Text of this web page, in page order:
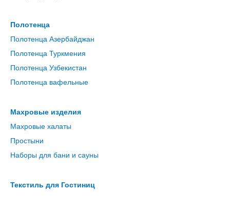
Полотенца
Полотенца Азербайджан
Полотенца Туркмения
Полотенца Узбекистан
Полотенца вафельные
Махровые изделия
Махровые халаты
Простыни
Наборы для бани и сауны
Текстиль для Гостиниц